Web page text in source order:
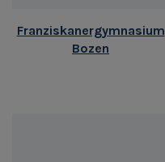
Franziskanergymnasium
Bozen